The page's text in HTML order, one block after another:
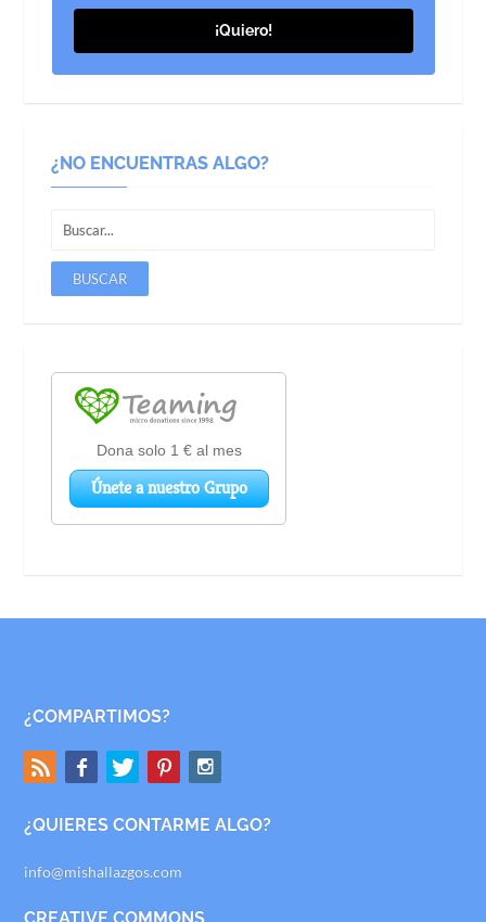
¡Quiero!
¿NO ENCUENTRAS ALGO?
¿COMPARTIMOS?
¿QUIERES CONTARME ALGO?
info@mishallazgos.com